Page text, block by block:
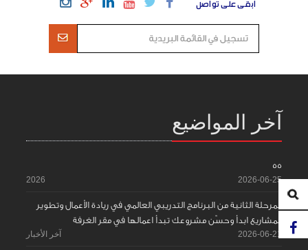
ابقى على تواصل
آخر المواضيع
55
2026-06-25
2026
المرحلة الثانية من البرنامج التدريبي العالمي في ريادة الأعمال وتطوير
المشاريع ابدأ وحسّن مشروعك تبدأ اعمالها في مقر الغرفة
2026-06-21 آخر الأخبار